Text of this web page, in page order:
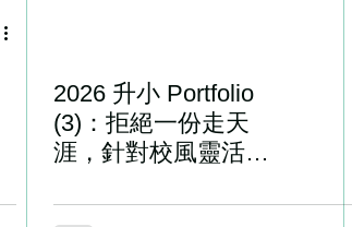
2026 升小 Portfolio
(3)：拒絕一份走天
涯，針對校風靈活變